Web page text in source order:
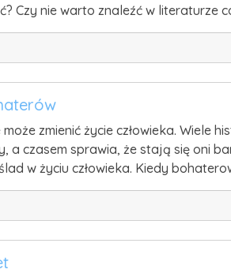
Czy nie warto znaleźć w literaturze
zmienić życie człowieka.
a czasem sprawia, że stają się oni
w życiu człowieka. Kiedy